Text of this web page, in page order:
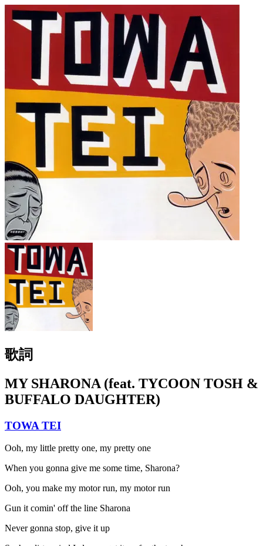
歌詞
MY SHARONA (feat. TYCOON TOSH &
BUFFALO DAUGHTER)
TOWA TEI
Ooh, my little pretty one, my pretty one
When you gonna give me some time, Sharona?
Ooh, you make my motor run, my motor run
Gun it comin' off the line Sharona
Never gonna stop, give it up